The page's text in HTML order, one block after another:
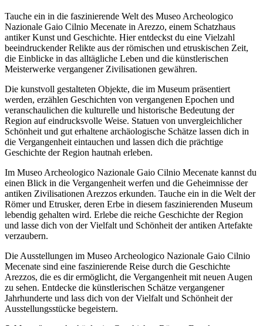
Tauche ein in die faszinierende Welt des Museo Archeologico
Nazionale Gaio Cilnio Mecenate in Arezzo, einem Schatzhaus
antiker Kunst und Geschichte. Hier entdeckst du eine Vielzahl
beeindruckender Relikte aus der römischen und etruskischen Zeit,
die Einblicke in das alltägliche Leben und die künstlerischen
Meisterwerke vergangener Zivilisationen gewähren.
Die kunstvoll gestalteten Objekte, die im Museum präsentiert
werden, erzählen Geschichten von vergangenen Epochen und
veranschaulichen die kulturelle und historische Bedeutung der
Region auf eindrucksvolle Weise. Statuen von unvergleichlicher
Schönheit und gut erhaltene archäologische Schätze lassen dich in
die Vergangenheit eintauchen und lassen dich die prächtige
Geschichte der Region hautnah erleben.
Im Museo Archeologico Nazionale Gaio Cilnio Mecenate kannst du
einen Blick in die Vergangenheit werfen und die Geheimnisse der
antiken Zivilisationen Arezzos erkunden. Tauche ein in die Welt der
Römer und Etrusker, deren Erbe in diesem faszinierenden Museum
lebendig gehalten wird. Erlebe die reiche Geschichte der Region
und lasse dich von der Vielfalt und Schönheit der antiken Artefakte
verzaubern.
Die Ausstellungen im Museo Archeologico Nazionale Gaio Cilnio
Mecenate sind eine faszinierende Reise durch die Geschichte
Arezzos, die es dir ermöglicht, die Vergangenheit mit neuen Augen
zu sehen. Entdecke die künstlerischen Schätze vergangener
Jahrhunderte und lass dich von der Vielfalt und Schönheit der
Ausstellungsstücke begeistern.